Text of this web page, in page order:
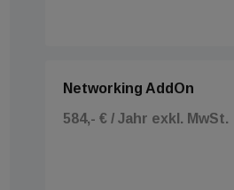
Networking AddOn
584,- € / Jahr exkl. MwSt.